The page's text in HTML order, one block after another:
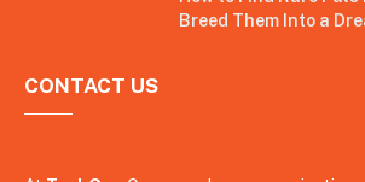
Breed Them Into a
CONTACT US